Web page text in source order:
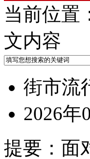
当前位置
文内容
街市流
2026年
提要： 面